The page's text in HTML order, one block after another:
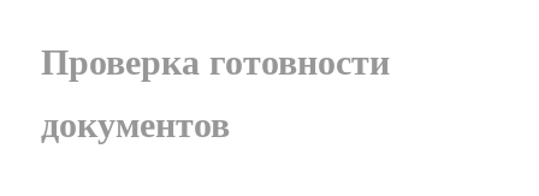
Проверка готовности
документов